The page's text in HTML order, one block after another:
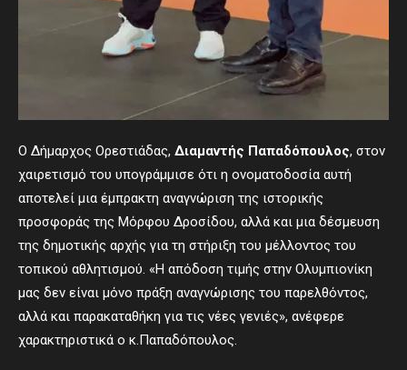
Ο Δήμαρχος Ορεστιάδας, Διαμαντής Παπαδόπουλος, στον
χαιρετισμό του υπογράμμισε ότι η ονοματοδοσία αυτή
αποτελεί μια έμπρακτη αναγνώριση της ιστορικής
προσφοράς της Μόρφου Δροσίδου, αλλά και μια δέσμευση
της δημοτικής αρχής για τη στήριξη του μέλλοντος του
τοπικού αθλητισμού. «Η απόδοση τιμής στην Ολυμπιονίκη
μας δεν είναι μόνο πράξη αναγνώρισης του παρελθόντος,
αλλά και παρακαταθήκη για τις νέες γενιές», ανέφερε
χαρακτηριστικά ο κ.Παπαδόπουλος.